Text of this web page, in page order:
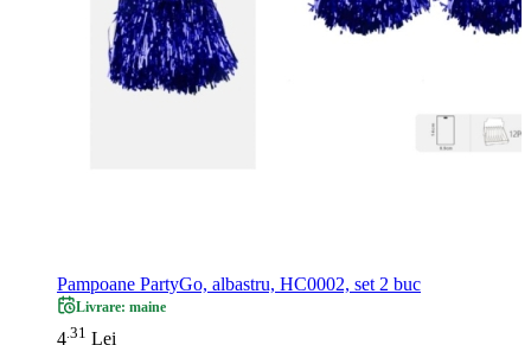
Pampoane PartyGo, albastru, HC0002, set 2 buc
Livrare: maine
4 31 Lei